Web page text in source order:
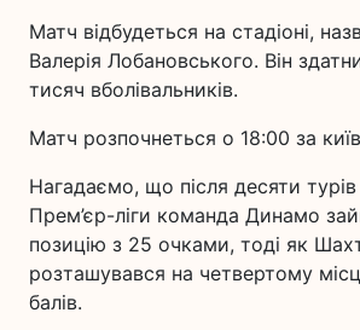
Матч відбудеться на стадіоні,
Валерія Лобановського. Він
тисяч вболівальників.
Матч розпочнеться о 18:00 за
Нагадаємо, що після десяти турів
Прем’єр-ліги команда Динамо
позицію з 25 очками, тоді як
розташувався на четвертому
балів.